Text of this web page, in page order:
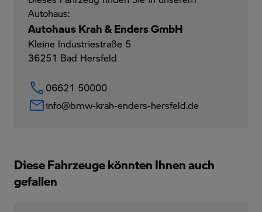
Autohaus:
Autohaus Krah & Enders GmbH
Kleine Industriestraße 5
36251 Bad Hersfeld
06621 50000
info@bmw-krah-enders-hersfeld.de
Diese Fahrzeuge könnten Ihnen auch
gefallen